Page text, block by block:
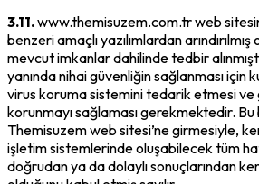
3.11.www.themisuzem.com.tr web
benzeri amaçlı yazılımlardan arındırılmış
mevcut imkanlar dahilinde tedbir
yanında nihai güvenliğin sağlanması için
virus koruma sistemini tedarik etmesi ve
korunmayı sağlaması gerekmektedir.
Themisuzem web sitesi’ne girmesiyle,
işletim sistemlerinde oluşabilecek tüm
doğrudan ya da dolaylı sonuçlarından